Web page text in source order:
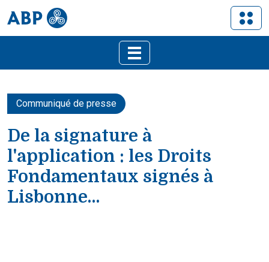
Communiqué de presse
De la signature à
l'application : les Droits
Fondamentaux signés à
Lisbonne…